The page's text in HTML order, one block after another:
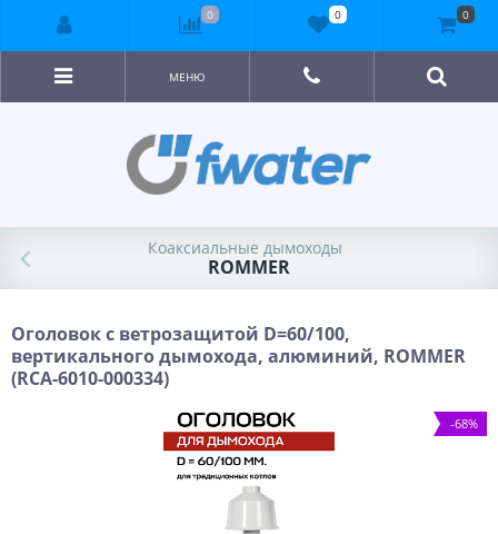
МЕНЮ
Коаксиальные дымоходы
ROMMER
Оголовок с ветрозащитой D=60/100,
вертикального дымохода, алюминий, ROMMER
(RCA-6010-000334)
-68%
0 0 0